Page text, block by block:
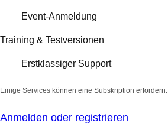
Event-Anmeldung
Training & Testversionen
Erstklassiger Support
Einige Services können eine Subskription erfordern.
Anmelden oder registrieren